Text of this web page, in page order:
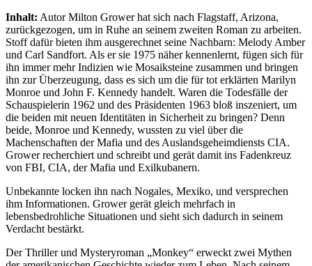
Inhalt: Autor Milton Grower hat sich nach Flagstaff, Arizona,
zurückgezogen, um in Ruhe an seinem zweiten Roman zu arbeiten.
Stoff dafür bieten ihm ausgerechnet seine Nachbarn: Melody Amber
und Carl Sandfort. Als er sie 1975 näher kennenlernt, fügen sich für
ihn immer mehr Indizien wie Mosaiksteine zusammen und bringen
ihn zur Überzeugung, dass es sich um die für tot erklärten Marilyn
Monroe und John F. Kennedy handelt. Waren die Todesfälle der
Schauspielerin 1962 und des Präsidenten 1963 bloß inszeniert, um
die beiden mit neuen Identitäten in Sicherheit zu bringen? Denn
beide, Monroe und Kennedy, wussten zu viel über die
Machenschaften der Mafia und des Auslandsgeheimdiensts CIA.
Grower recherchiert und schreibt und gerät damit ins Fadenkreuz
von FBI, CIA, der Mafia und Exilkubanern.
Unbekannte locken ihn nach Nogales, Mexiko, und versprechen
ihm Informationen. Grower gerät gleich mehrfach in
lebensbedrohliche Situationen und sieht sich dadurch in seinem
Verdacht bestärkt.
Der Thriller und Mysteryroman „Monkey“ erweckt zwei Mythen